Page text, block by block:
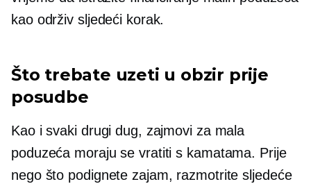
kao održiv sljedeći korak.
Što trebate uzeti u obzir prije
posudbe
Kao i svaki drugi dug, zajmovi za mala
poduzeća moraju se vratiti s kamatama. Prije
nego što podignete zajam, razmotrite sljedeće